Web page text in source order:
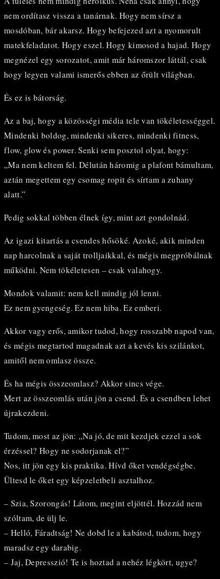
nem ordítasz vissza a tanárnak. Hogy nem sírsz a
mosdóban, bár akarsz. Hogy befejezed azt a nyomorult
matekfeladatot. Hogy eszel. Hogy kimosod a hajad. Hogy
megnézel egy sorozatot, amit már háromszor láttál, csak
hogy legyen valami ismerős ebben az őrült világban.
És ez is bátorság.
Az a baj, hogy a közösségi média tele van tökéletességgel.
Mindenki boldog, mindenki sikeres, mindenki fitness,
flow, glow és power. Senki sem posztol olyat, hogy:
„Ma nem keltem fel. Délután háromig a plafont bámultam,
aztán megettem egy csomag ropit és sírtam a zuhany
alatt.”
Pedig sokkal többen élnek így, mint azt gondolnád.
Az igazi kitartás a csendes hősöké. Azoké, akik minden
nap harcolnak a saját trolljaikkal, és mégis megpróbálnak
működni. Nem tökéletesen – csak valahogy.
Mondok valamit: nem kell mindig jól lenni.
Ez nem gyengeség. Ez nem hiba. Ez emberi.
Akkor vagy erős, amikor tudod, hogy rosszabb napod van,
és mégis megtartod magadnak azt a kevés kis szilánkot,
amitől nem omlasz össze.
És ha mégis összeomlasz? Akkor sincs vége.
Mert az összeomlás után jön a csend. És a csendben lehet
újrakezdeni.
Tudom, most az jön: „Na jó, de mit kezdjek ezzel a sok
érzéssel? Hogy ne sodorjanak el?”
Nos, itt jön egy kis praktika. Hívd őket vendégségbe.
Ültesd le őket egy képzeletbeli asztalhoz.
– Szia, Szorongás! Látom, megint eljöttél. Hozzád nem
szóltam, de ülj le.
– Helló, Fáradtság! Ne dobd le a kabátod, tudom, hogy
maradsz egy darabig.
– Jaj, Depresszió! Te is hoztad a nehéz légkört, ugye?